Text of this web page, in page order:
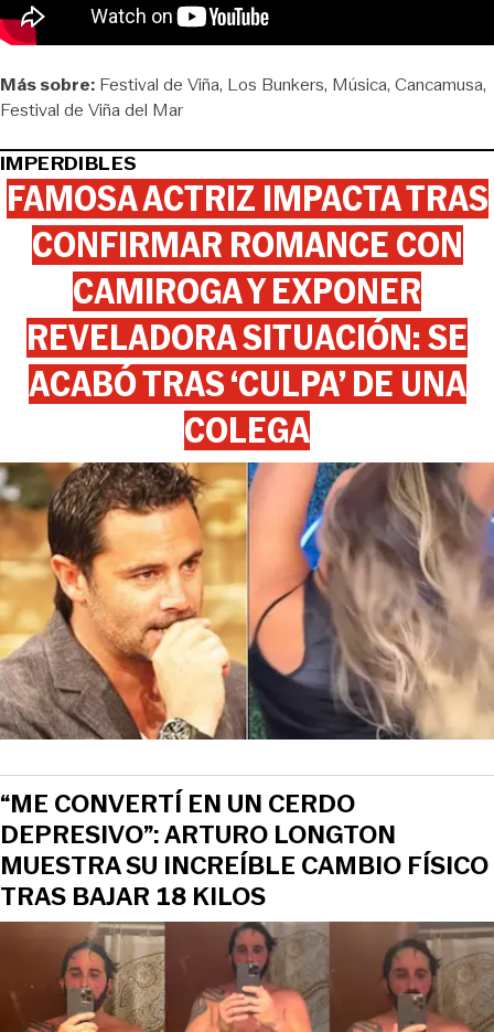
Más sobre: Festival de Viña Los Bunkers Música Cancamusa
Festival de Viña del Mar
IMPERDIBLES
FAMOSA ACTRIZ IMPACTA TRAS
CONFIRMAR ROMANCE CON
CAMIROGA Y EXPONER
REVELADORA SITUACIÓN: SE
ACABÓ TRAS ‘CULPA’ DE UNA
COLEGA
“ME CONVERTÍ EN UN CERDO
DEPRESIVO”: ARTURO LONGTON
MUESTRA SU INCREÍBLE CAMBIO FÍSICO
TRAS BAJAR 18 KILOS